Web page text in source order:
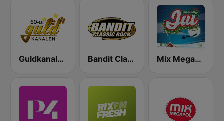
Guldkanalen 60-tal Bandit Classic Rock Mix Megapol Jul